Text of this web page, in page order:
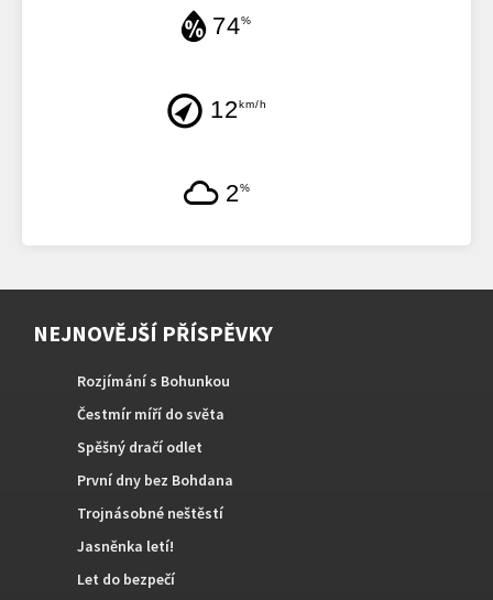
74%
12km/h
2%
NEJNOVĚJŠÍ PŘÍSPĚVKY
Rozjímání s Bohunkou
Čestmír míří do světa
Spěšný dračí odlet
První dny bez Bohdana
Trojnásobné neštěstí
Jasněnka letí!
Let do bezpečí